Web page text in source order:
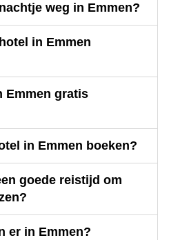
weg in Emmen?
in Emmen
Emmen gratis
in Emmen boeken?
goede reistijd om
er in Emmen?